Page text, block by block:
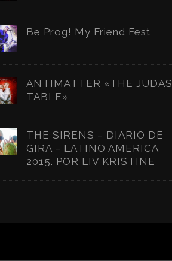
Be Prog! My Friend Fest
ANTIMATTER «THE JUDAS
TABLE»
THE SIRENS – DIARIO DE
GIRA – LATINO AMERICA
2015. POR LIV KRISTINE